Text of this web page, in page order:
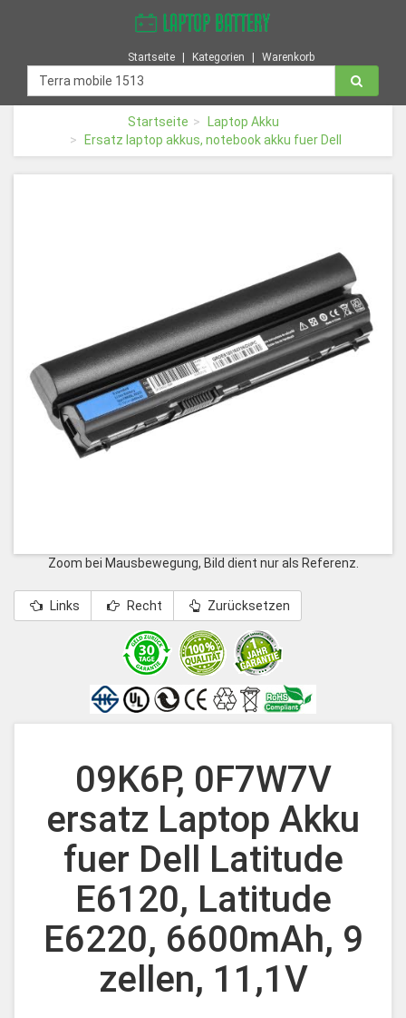
Startseite Kategorien Warenkorb
Startseite
Laptop Akku
Ersatz laptop akkus, notebook akku fuer Dell
Zoom bei Mausbewegung, Bild dient nur als Referenz.
Links Recht Zurücksetzen
09K6P, 0F7W7V
ersatz Laptop Akku
fuer Dell Latitude
E6120, Latitude
E6220, 6600mAh, 9
zellen, 11,1V